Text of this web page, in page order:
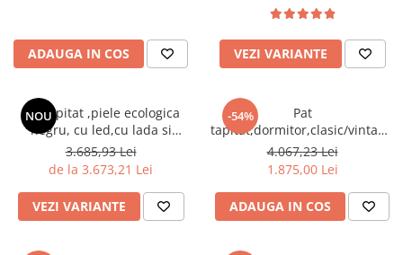
ADAUGA IN COS VEZI VARIANTE
NOU
Pat tapitat ,piele ecologica
negru, cu led,cu lada si
somiera inclinabila
inclusa,Bortis Impex
3.685,93 Lei
de la 3.673,21 Lei
VEZI VARIANTE
-54%
Pat
tapitat,dormitor,clasic/
gri,cu 3 sertare ,suport saltea
inclus,Bortis
4.067,23 Lei
1.875,00 Lei
ADAUGA IN COS